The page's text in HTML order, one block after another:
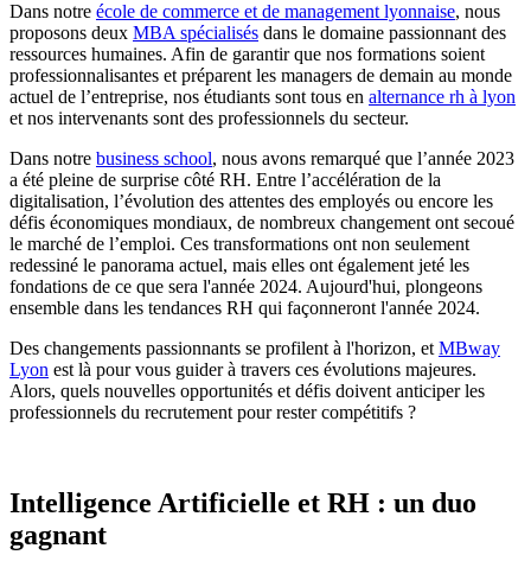
Dans notre école de commerce et de management lyonnaise, nous
proposons deux MBA spécialisés dans le domaine passionnant des
ressources humaines. Afin de garantir que nos formations soient
professionnalisantes et préparent les managers de demain au monde
actuel de l’entreprise, nos étudiants sont tous en alternance rh à lyon
et nos intervenants sont des professionnels du secteur.
Dans notre business school, nous avons remarqué que l’année 2023
a été pleine de surprise côté RH. Entre l’accélération de la
digitalisation, l’évolution des attentes des employés ou encore les
défis économiques mondiaux, de nombreux changement ont secoué
le marché de l’emploi. Ces transformations ont non seulement
redessiné le panorama actuel, mais elles ont également jeté les
fondations de ce que sera l'année 2024. Aujourd'hui, plongeons
ensemble dans les tendances RH qui façonneront l'année 2024.
Des changements passionnants se profilent à l'horizon, etMBway
Lyon est là pour vous guider à travers ces évolutions majeures.
Alors, quels nouvelles opportunités et défis doivent anticiper les
professionnels du recrutement pour rester compétitifs ?
Intelligence Artificielle et RH : un duo
gagnant